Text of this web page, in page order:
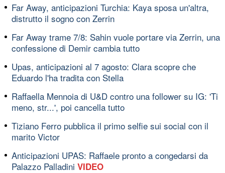
Far Away, anticipazioni Turchia: Kaya sposa un'altra,
distrutto il sogno con Zerrin
Far Away trame 7/8: Sahin vuole portare via Zerrin, una
confessione di Demir cambia tutto
Upas, anticipazioni al 7 agosto: Clara scopre che
Eduardo l'ha tradita con Stella
Raffaella Mennoia di U&D contro una follower su IG: 'Ti
meno, str...', poi cancella tutto
Tiziano Ferro pubblica il primo selfie sui social con il
marito Victor
Anticipazioni UPAS: Raffaele pronto a congedarsi da
Palazzo Palladini VIDEO